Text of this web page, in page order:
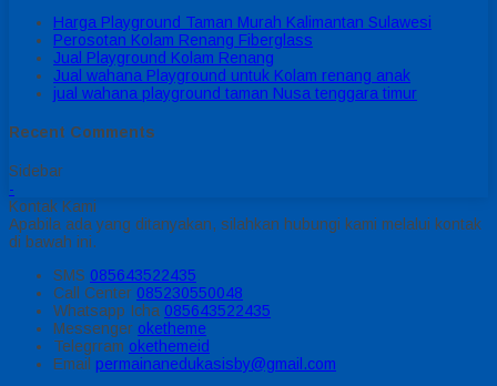
Harga Playground Taman Murah Kalimantan Sulawesi
Perosotan Kolam Renang Fiberglass
Jual Playground Kolam Renang
Jual wahana Playground untuk Kolam renang anak
jual wahana playground taman Nusa tenggara timur
Recent Comments
Sidebar
-
Kontak Kami
Apabila ada yang ditanyakan, silahkan hubungi kami melalui kontak
di bawah ini.
SMS 085643522435
Call Center 085230550048
Whatsapp Icha 085643522435
Messenger oketheme
Telegrram okethemeid
Email permainanedukasisby@gmail.com